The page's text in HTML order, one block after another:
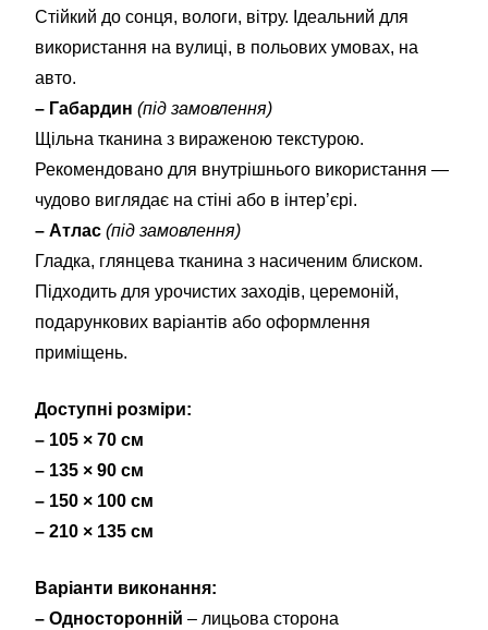
Стійкий до сонця, вологи, вітру. Ідеальний для
використання на вулиці, в польових умовах, на
авто.
– Габардин (під замовлення)
Щільна тканина з вираженою текстурою.
Рекомендовано для внутрішнього використання —
чудово виглядає на стіні або в інтер’єрі.
– Атлас (під замовлення)
Гладка, глянцева тканина з насиченим блиском.
Підходить для урочистих заходів, церемоній,
подарункових варіантів або оформлення
приміщень.
Доступні розміри:
– 105 × 70 см
– 135 × 90 см
– 150 × 100 см
– 210 × 135 см
Варіанти виконання:
– Односторонній – лицьова сторона